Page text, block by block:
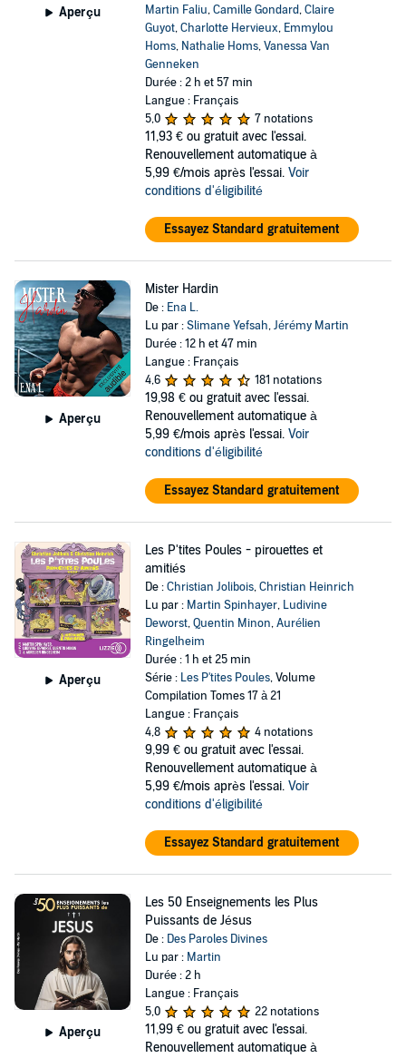
Aperçu
Martin Faliu,Camille Gondard,Claire
Guyot,Charlotte Hervieux, Emmylou
Homs, Nathalie Homs,Vanessa Van
Genneken
Durée : 2 h et 57 min
Langue : Français
5,0
7 notations
11,93 € ou gratuit avec l'essai.
Renouvellement automatique à
5,99 €/mois après l'essai. Voir
conditions d'éligibilité
Essayez Standard gratuitement
Aperçu
Mister Hardin
De : Ena L.
Lu par :Slimane Yefsah,Jérémy Martin
Durée : 12 h et 47 min
Langue : Français
4,6
181 notations
19,98 € ou gratuit avec l'essai.
Renouvellement automatique à
5,99 €/mois après l'essai. Voir
conditions d'éligibilité
Essayez Standard gratuitement
Aperçu
Les P'tites Poules - pirouettes et
amitiés
De :Christian Jolibois,Christian Heinrich
Lu par : Martin Spinhayer, Ludivine
Deworst,Quentin Minon,Aurélien
Ringelheim
Durée : 1 h et 25 min
Série : Les P'tites Poules, Volume
Compilation Tomes 17 à 21
Langue : Français
4,8
4 notations
9,99 € ou gratuit avec l'essai.
Renouvellement automatique à
5,99 €/mois après l'essai. Voir
conditions d'éligibilité
Essayez Standard gratuitement
Aperçu
Les 50 Enseignements les Plus
Puissants de Jésus
De : Des Paroles Divines
Lu par : Martin
Durée : 2 h
Langue : Français
5,0
22 notations
11,99 € ou gratuit avec l'essai.
Renouvellement automatique à